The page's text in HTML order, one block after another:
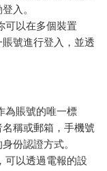
入。
可以在多個裝置
賬號進行登入，並透
為賬號的唯一標
稱或郵箱，手機號
份認證方式。
可以透過電報的設